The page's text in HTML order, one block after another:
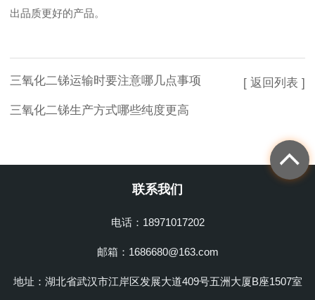
出品质更好的产品。
三氧化二锑运输时要注意哪几点事项
三氧化二锑生产方式哪些纯度更高
[ 返回列表 ]
联系我们
电话：18971017202
邮箱：1686680@163.com
地址：湖北省武汉市江岸区发展大道409号五洲大厦B座1507室